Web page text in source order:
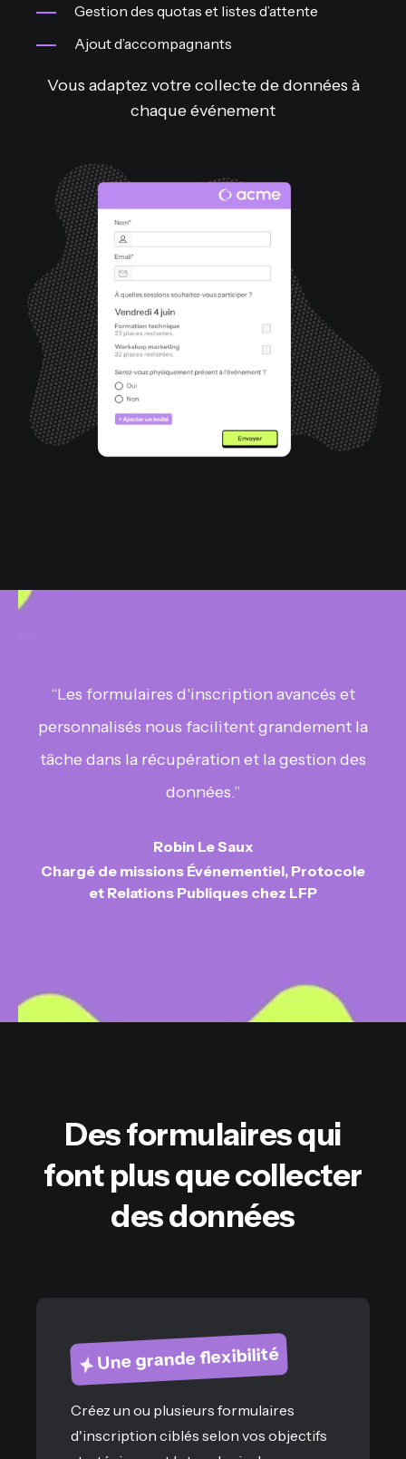
Gestion des quotas et listes d’attente
Ajout d’accompagnants
Vous adaptez votre collecte de données à
chaque événement
“Les formulaires d'inscription avancés et
personnalisés nous facilitent grandement la
tâche dans la récupération et la gestion des
données.”
Robin Le Saux
Chargé de missions Événementiel, Protocole
et Relations Publiques chez LFP
Des formulaires qui
font plus que collecter
des données
Une grande flexibilité
Créez un ou plusieurs formulaires
d'inscription ciblés selon vos objectifs